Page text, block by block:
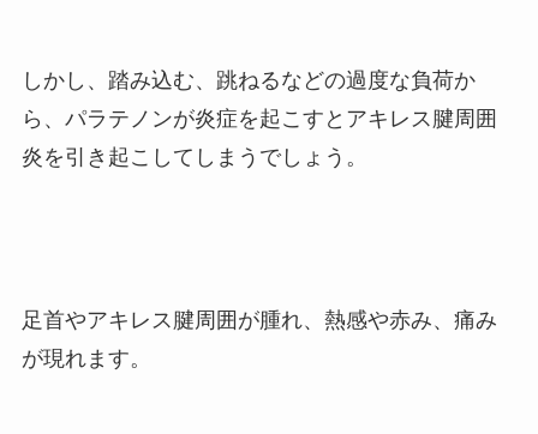
しかし、踏み込む、跳ねるなどの過度な負荷か
ら、パラテノンが炎症を起こすとアキレス腱周囲
炎を引き起こしてしまうでしょう。
足首やアキレス腱周囲が腫れ、熱感や赤み、痛み
が現れます。